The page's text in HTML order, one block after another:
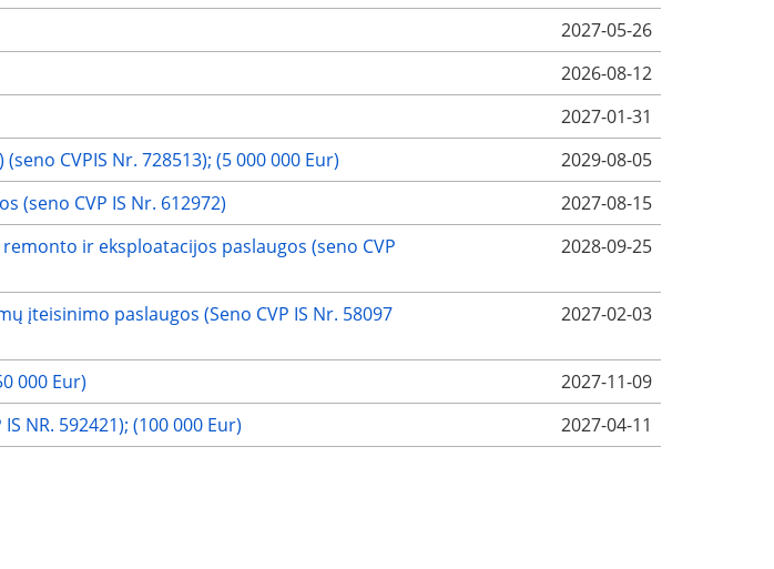
2027-05-26
2026-08-12
2027-01-31
CVPIS Nr. 728513); (5 000 000 Eur)
2029-08-05
(seno CVP IS Nr. 612972)
2027-08-15
ir eksploatacijos paslaugos (seno CVP
2028-09-25
įteisinimo paslaugos (Seno CVP IS Nr. 58097
2027-02-03
000 Eur)
2027-11-09
IS NR. 592421); (100 000 Eur)
2027-04-11